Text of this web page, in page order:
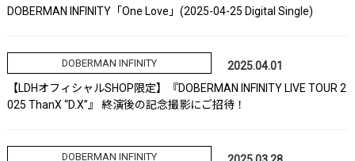
DOBERMAN INFINITY「One Love」(2025-04-25 Digital Single)
DOBERMAN INFINITY
2025.04.01
【LDHオフィシャルSHOP限定】『DOBERMAN INFINITY LIVE TOUR 2
025 ThanX “D.X”』 終演後の記念撮影にご招待！
DOBERMAN INFINITY